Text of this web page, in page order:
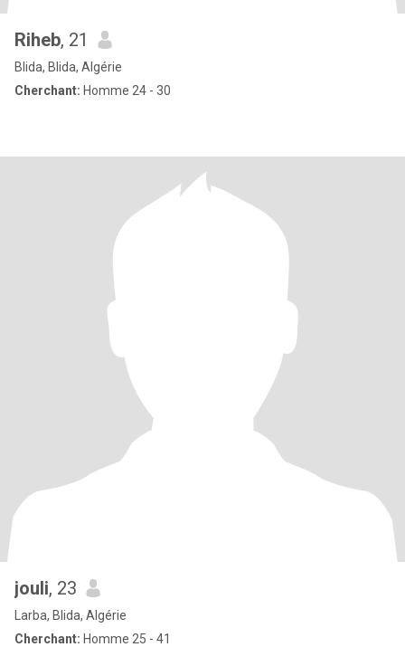
Riheb, 21
Blida, Blida, Algérie
Cherchant: Homme 24 - 30
jouli, 23
Larba, Blida, Algérie
Cherchant: Homme 25 - 41